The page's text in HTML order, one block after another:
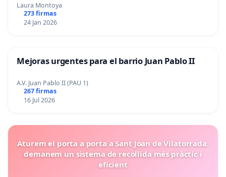
Laura Montoya
273 firmas
24 Jan 2026
Mejoras urgentes para el barrio Juan Pablo II
A.V. Juan Pablo II (PAU 1)
267 firmas
16 Jul 2026
Aturem el porta a porta a Sant Joan de Vilatorrada:
demanem un sistema de recollida més pràctic i
eficient